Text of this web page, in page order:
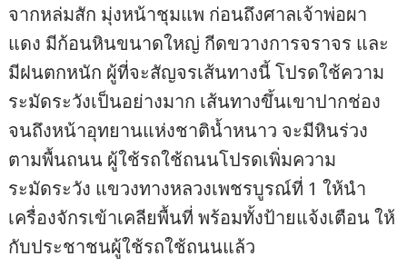
จากหล่มสัก มุ่งหน้าชุมแพ ก่อนถึงศาลเจ้าพ่อผา
แดง มีก้อนหินขนาดใหญ่ กีดขวางการจราจร และ
มีฝนตกหนัก ผู้ที่จะสัญจรเส้นทางนี้ โปรดใช้ความ
ระมัดระวังเป็นอย่างมาก เส้นทางขึ้นเขาปากช่อง
จนถึงหน้าอุทยานแห่งชาติน้ำหนาว จะมีหินร่วง
ตามพื้นถนน ผู้ใช้รถใช้ถนนโปรดเพิ่มความ
ระมัดระวัง แขวงทางหลวงเพชรบูรณ์ที่ 1 ให้นำ
เครื่องจักรเข้าเคลียพื้นที่ พร้อมทั้งป้ายแจ้งเตือน ให้
กับประชาชนผู้ใช้รถใช้ถนนแล้ว